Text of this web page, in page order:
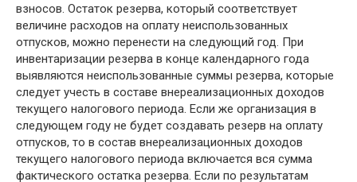
взносов. Остаток резерва, который соответствует
величине расходов на оплату неиспользованных
отпусков, можно перенести на следующий год. При
инвентаризации резерва в конце календарного года
выявляются неиспользованные суммы резерва, которые
следует учесть в составе внереализационных доходов
текущего налогового периода. Если же организация в
следующем году не будет создавать резерв на оплату
отпусков, то в состав внереализационных доходов
текущего налогового периода включается вся сумма
фактического остатка резерва. Если по результатам